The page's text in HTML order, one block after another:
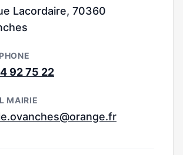
Lacordaire, 70360
92 75 22
MAIRIE